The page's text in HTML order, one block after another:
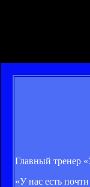
Главный тренер
«У нас есть